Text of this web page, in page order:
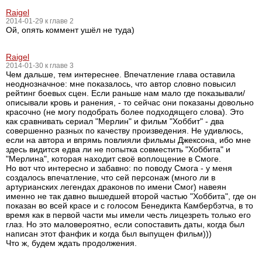
Raigel
2014-01-29 к главе 2
Ой, опять коммент ушёл не туда)
Raigel
2014-01-30 к главе 3
Чем дальше, тем интереснее. Впечатление глава оставила
неоднозначное: мне показалось, что автор словно повысил
рейтинг боевых сцен. Если раньше нам мало где показывали/
описывали кровь и ранения, - то сейчас они показаны довольно
красочно (не могу подобрать более подходящего слова). Это
как сравнивать сериал "Мерлин" и фильм "Хоббит" - два
совершенно разных по качеству произведения. Не удивлюсь,
если на автора и впрямь повлияли фильмы Джексона, ибо мне
здесь видится едва ли не попытка совместить "Хоббита" и
"Мерлина", которая находит своё воплощение в Смоге.
Но вот что интересно и забавно: по поводу Смога - у меня
создалось впечатление, что сей персонаж (много ли в
артурианских легендах драконов по имени Смог) навеян
именно не так давно вышедшей второй частью "Хоббита", где он
показан во всей красе и с голосом Бенедикта Камбербэтча, в то
время как в первой части мы имели честь лицезреть только его
глаз. Но это маловероятно, если сопоставить даты, когда был
написан этот фанфик и когда был выпущен фильм)))
Что ж, будем ждать продолжения.